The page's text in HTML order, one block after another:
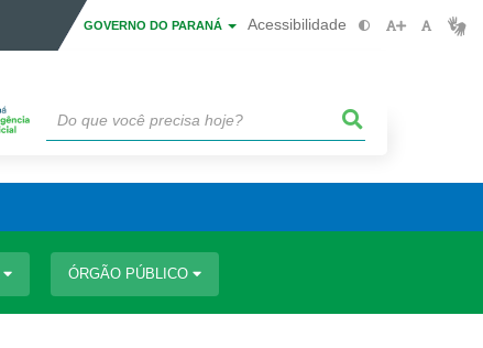
GOVERNO DO PARANÁ Acessibilidade
ÓRGÃO PÚBLICO